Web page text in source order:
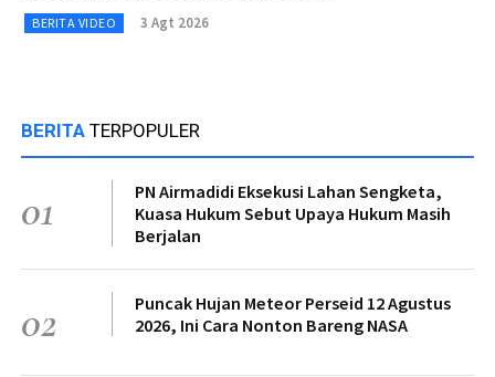
BERITA VIDEO 3 Agt 2026
BERITA TERPOPULER
01
PN Airmadidi Eksekusi Lahan Sengketa,
Kuasa Hukum Sebut Upaya Hukum Masih
Berjalan
02
Puncak Hujan Meteor Perseid 12 Agustus
2026, Ini Cara Nonton Bareng NASA